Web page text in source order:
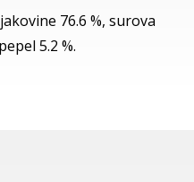
76.6 %, surova
5.2 %.